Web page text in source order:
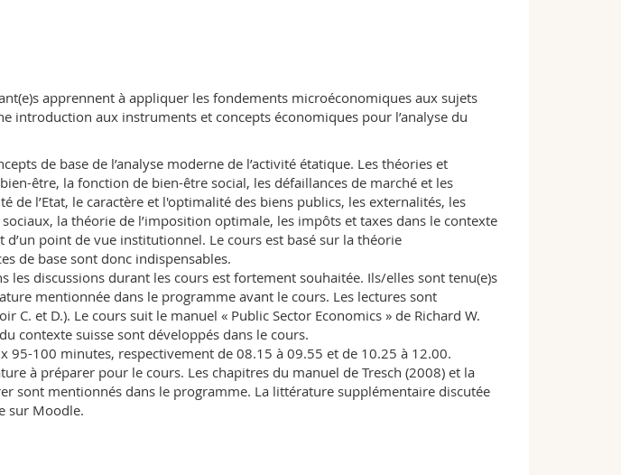
apprennent à appliquer les fondements microéconomiques aux sujets
introduction aux instruments et concepts économiques pour l’analyse du
de base de l’analyse moderne de l’activité étatique. Les théories et
être, la fonction de bien-être social, les défaillances de marché et les
de l’Etat, le caractère et l'optimalité des biens publics, les externalités, les
la théorie de l’imposition optimale, les impôts et taxes dans le contexte
d’un point de vue institutionnel. Le cours est basé sur la théorie
de base sont donc indispensables.
les discussions durant les cours est fortement souhaitée. Ils/elles sont tenu(e)s
mentionnée dans le programme avant le cours. Les lectures sont
C. et D.). Le cours suit le manuel « Public Sector Economics » de Richard W.
contexte suisse sont développés dans le cours.
95-100 minutes, respectivement de 08.15 à 09.55 et de 10.25 à 12.00.
à préparer pour le cours. Les chapitres du manuel de Tresch (2008) et la
sont mentionnés dans le programme. La littérature supplémentaire discutée
sur Moodle.